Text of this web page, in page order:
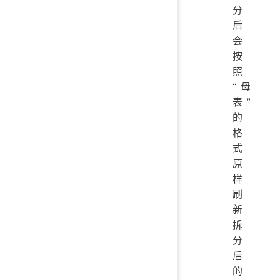
分
后
会
按
照
“母
表”
的
格
式
原
样
刷
新
拆
分
后
的